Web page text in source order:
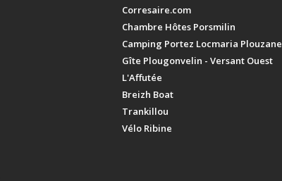
Corresaire.com
Chambre Hôtes Porsmilin
Camping Portez Locmaria Plouzane
Gîte Plougonvelin - Versant Ouest
L'Affutée
Breizh Boat
Trankillou
Vélo Ribine